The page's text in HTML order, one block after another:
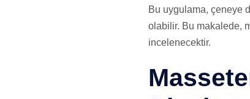
Bu uygulama, çeneye
olabilir. Bu makalede,
incelenecektir.